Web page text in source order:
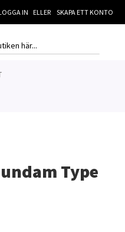
IN SKAPA ETT KONTO
Type